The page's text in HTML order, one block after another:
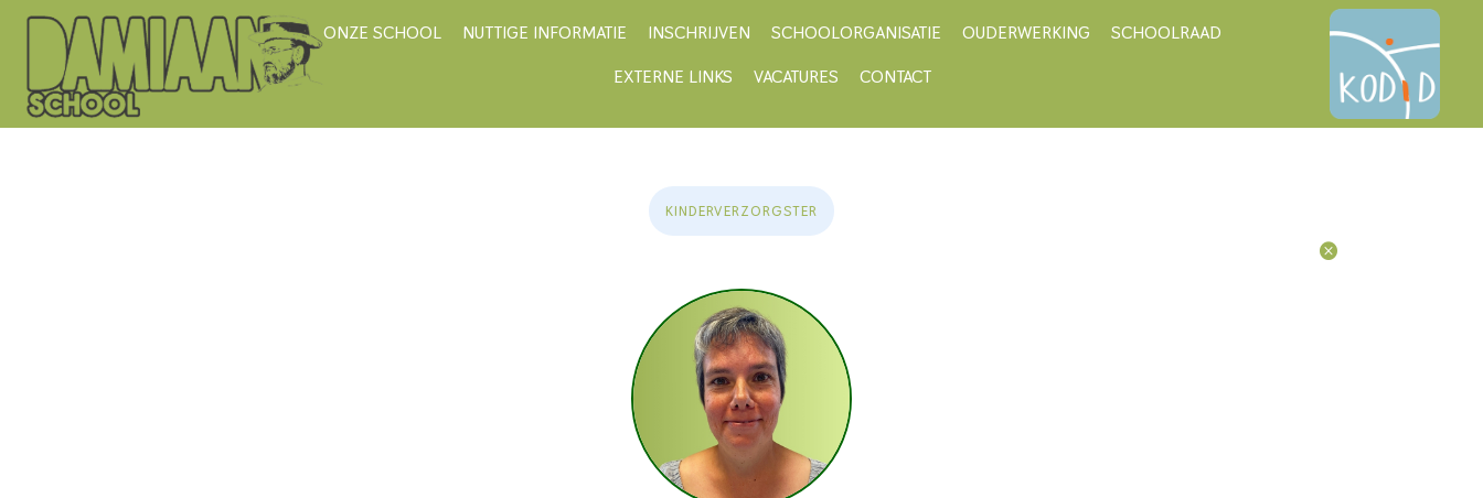
ONZE SCHOOL NUTTIGE INFORMATIE INSCHRIJVEN SCHOOLORGANISATIE OUDERWERKING
SCHOOLRAAD
EXTERNE LINKS
VACATURES CONTACT
KINDERVERZORGSTER